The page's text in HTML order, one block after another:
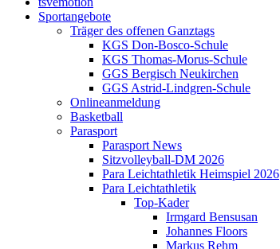
Sportangebote
Träger des offenen Ganztags
KGS Don-Bosco-Schule
KGS Thomas-Morus-Schule
GGS Bergisch Neukirchen
GGS Astrid-Lindgren-Schule
Onlineanmeldung
Basketball
Parasport
Parasport News
Sitzvolleyball-DM 2026
Para Leichtathletik Heimspiel 2026
Para Leichtathletik
Top-Kader
Irmgard Bensusan
Johannes Floors
Markus Rehm